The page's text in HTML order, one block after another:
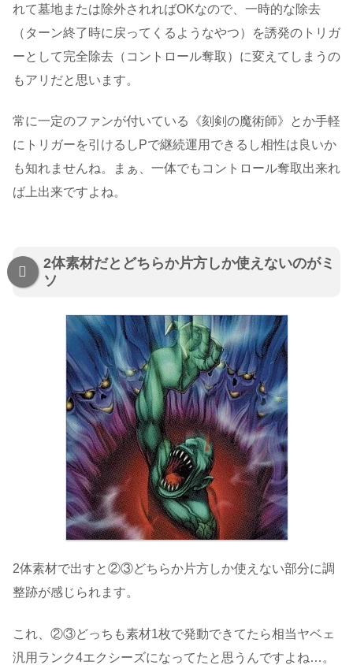
れて墓地または除外されればOKなので、一時的な除去
（ターン終了時に戻ってくるようなやつ）を誘発のトリガ
ーとして完全除去（コントロール奪取）に変えてしまうの
もアリだと思います。
常に一定のファンが付いている《刻剣の魔術師》とか手軽
にトリガーを引けるしPで継続運用できるし相性は良いか
も知れませんね。まぁ、一体でもコントロール奪取出来れ
ば上出来ですよね。
2体素材だとどちらか片方しか使えないのがミ
ソ
2体素材で出すと②③どちらか片方しか使えない部分に調
整跡が感じられます。
これ、②③どっちも素材1枚で発動できてたら相当ヤベェ
汎用ランク4エクシーズになってたと思うんですよね…。